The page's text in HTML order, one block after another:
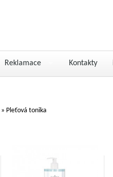
Reklamace Kontakty
» Pleťová tonika